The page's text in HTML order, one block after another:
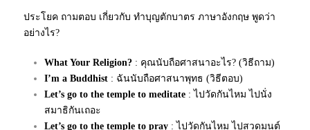
ประโยค ถามตอบ เกี่ยวกับ ทำบุญ​ตักบาตร ภาษาอังกฤษ พูดว่า
อย่างไร?
What Your Religion? : คุณนับถือศาสนาอะไร? (วิธีถาม)
I’m a Buddhist : ฉันนับถือศาสนาพุทธ (วิธีตอบ)
Let’s go to the temple to meditate : ไปวัดกันไหม ไปนั่ง
สมาธิกันเถอะ
Let’s go to the temple to pray : ไปวัดกันไหม ไปสวดมนต์